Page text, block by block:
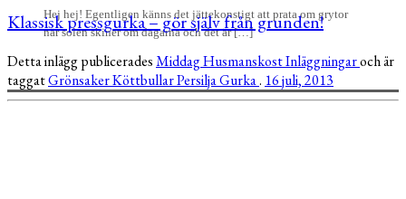
Hej hej! Egentligen känns det jättekonstigt att prata om grytor
när solen skiner om dagarna och det är […]
Klassisk pressgurka – gör själv från grunden!
Detta inlägg publiceradesMiddagHusmanskostInläggningaroch är
taggatGrönsakerKöttbullarPersiljaGurka. 16 juli, 2013